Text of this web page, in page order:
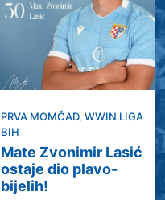
PRVA MOMČAD,WWIN LIGA
BIH
Mate Zvonimir Lasić
ostaje dio plavo-
bijelih!